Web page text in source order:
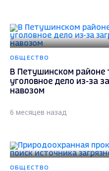
ОБЩЕСТВО
В Петушинском районе
уголовное дело из-за
навозом
6 месяцев назад
ОБЩЕСТВО